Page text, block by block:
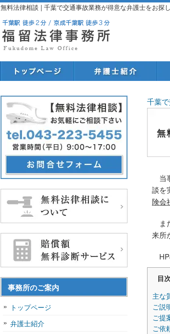
無料法律相談 | 千葉で交通事故業務が得意な弁護士をお探
千葉
無
当
談を
険会
ま
来所
HP
目次
主な
ご説
ご提
ご依
事務所のご案内
トップページ
弁護士紹介